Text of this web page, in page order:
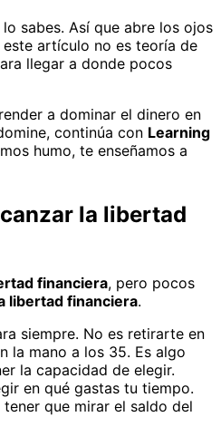
sabes. Así que abre los ojos
artículo no es teoría de
llegar a donde pocos
a dominar el dinero en
continúa con Learning
humo, te enseñamos a
la libertad
financiera, pero pocos
libertad financiera.
siempre. No es retirarte en
la mano a los 35. Es algo
la capacidad de elegir.
en qué gastas tu tiempo.
que mirar el saldo del